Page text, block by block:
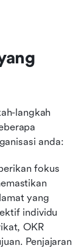
langkah
anda:
fokus
yang
individu
OKR
Penjajaran